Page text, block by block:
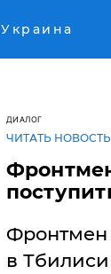
Украина
ДИАЛОГ
ЧИТАТЬ
Фронтмен
в